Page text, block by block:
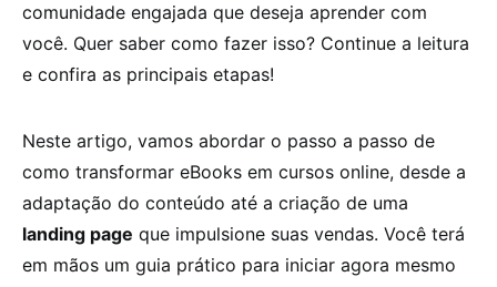
comunidade engajada que deseja aprender com
você. Quer saber como fazer isso? Continue a leitura
e confira as principais etapas!
Neste artigo, vamos abordar o passo a passo de
como transformar eBooks em cursos online, desde a
adaptação do conteúdo até a criação de uma
landing page que impulsione suas vendas. Você terá
em mãos um guia prático para iniciar agora mesmo